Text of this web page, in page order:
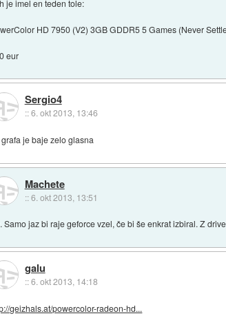
je imel en teden tole:
HD 7950 (V2) 3GB GDDR5 5 Games (Never
eur
Sergio4
::6. okt 2013, 13:46
grafa je baje zelo glasna
Machete
::6. okt 2013, 13:51
Samo jaz bi raje geforce vzel, če bi še enkrat izbiral. Z
galu
::6. okt 2013, 14:18
geizhals.at/powercolor-radeon-hd...